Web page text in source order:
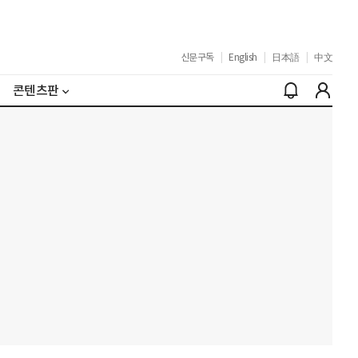
신문구독 English 日本語 中文
콘텐츠판